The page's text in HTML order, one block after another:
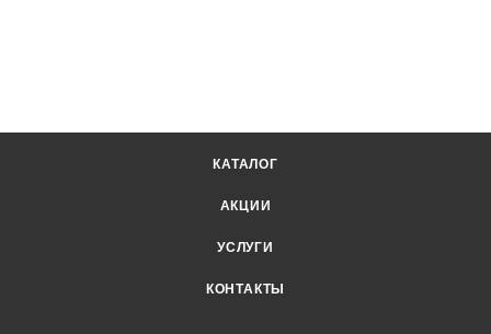
КАТАЛОГ
АКЦИИ
УСЛУГИ
КОНТАКТЫ